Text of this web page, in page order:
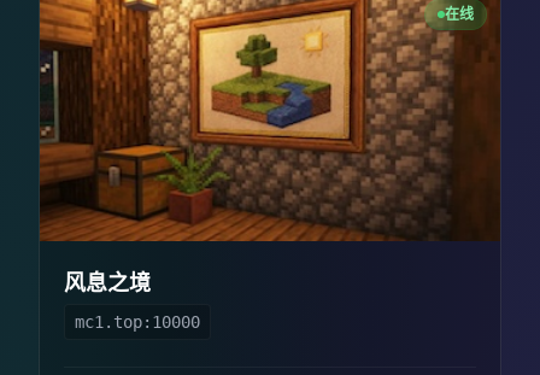
在线
风息之境
mc1.top:10000